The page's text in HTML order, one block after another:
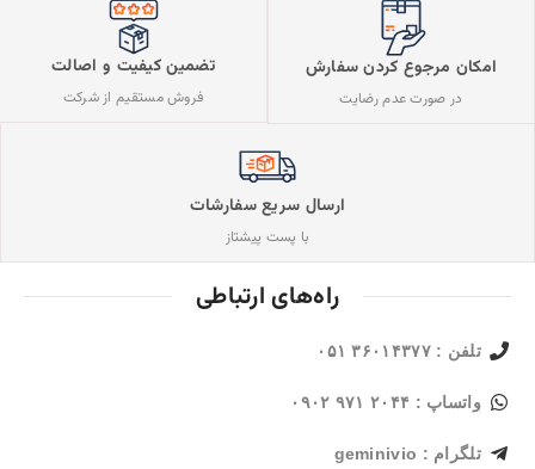
امکان مرجوع کردن سفارش
در صورت عدم رضایت
تضمین کیفیت و اصالت
فروش مستقیم از شرکت
ارسال سریع سفارشات
با پست پیشتاز
راه‌های ارتباطی
تلفن : ۳۶۰۱۴۳۷۷ ۰۵۱
واتساپ : ۲۰۴۴ ۹۷۱ ۰۹۰۲
تلگرام : geminivio